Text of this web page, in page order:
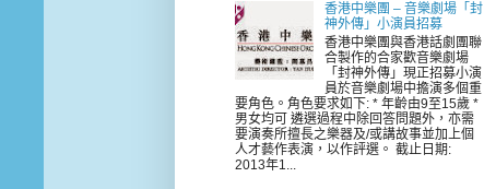
香港中樂團 – 音樂劇場「封
神外傳」小演員招募
香港中樂團與香港話劇團聯
合製作的合家歡音樂劇場
「封神外傳」現正招募小演
員於音樂劇場中擔演多個重
要角色。角色要求如下: * 年齡由9至15歲 *
男女均可 遴選過程中除回答問題外，亦需
要演奏所擅長之樂器及/或講故事並加上個
人才藝作表演，以作評選。 截止日期:
2013年1...